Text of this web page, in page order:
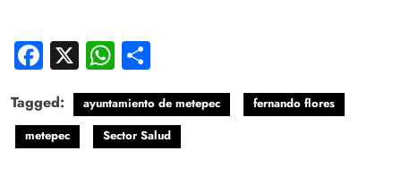
Facebook
X WhatsApp
Tagged: ayuntamiento de metepec
fernando flores
metepec
Sector Salud